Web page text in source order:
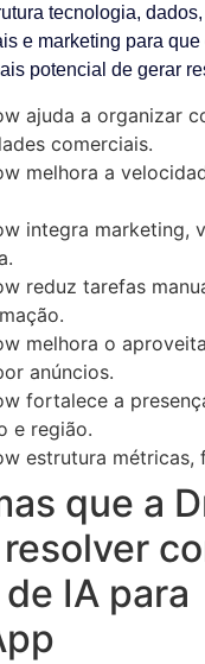
tecnologia,
e marketing para
potencial de gerar
ajuda a organizar
comerciais.
melhora a
integra marketing,
reduz tarefas
melhora o
anúncios.
fortalece a
e região.
estrutura métricas,
que a
IA para